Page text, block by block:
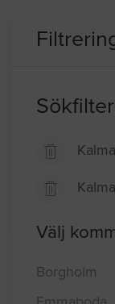
Sökfilter
Välj
Borgholm